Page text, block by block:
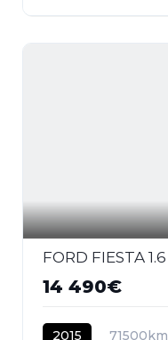
14 490€
2015 71500km